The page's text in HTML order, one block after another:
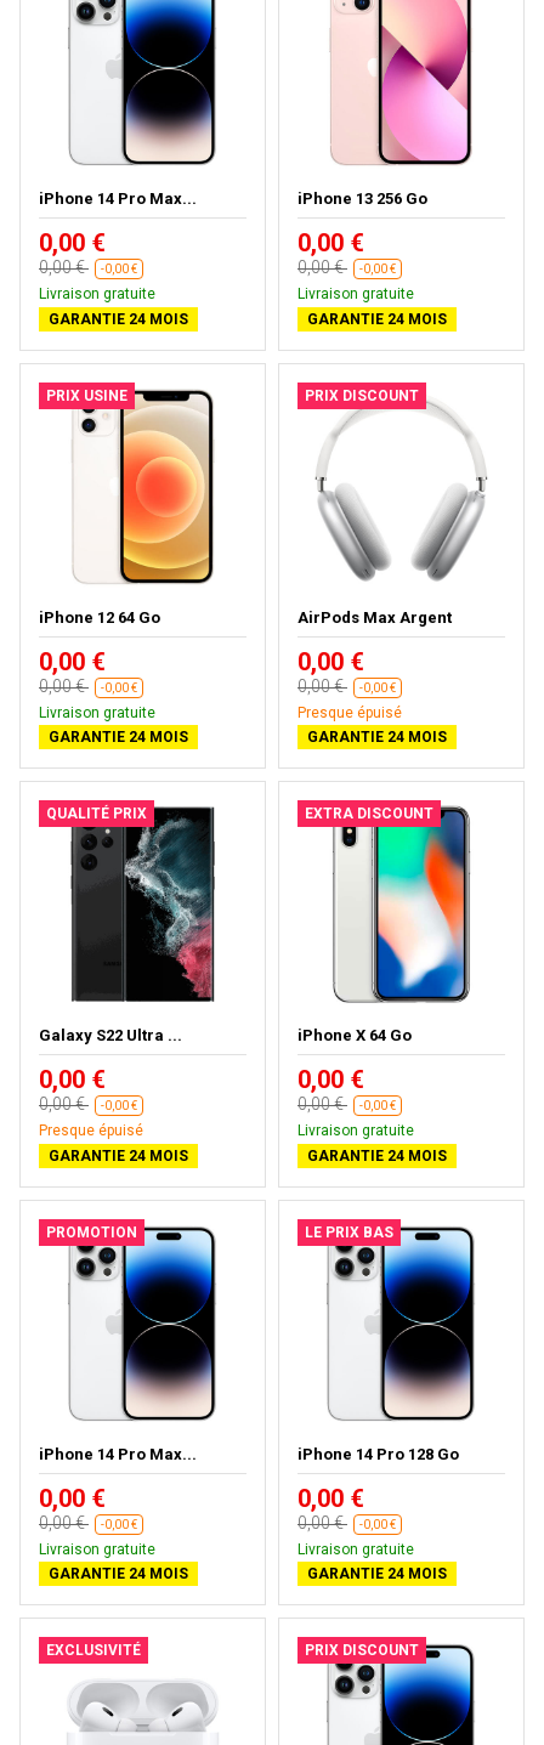
iPhone 14 Pro Max...
0,00 €
0,00 € -0,00 €
Livraison gratuite
GARANTIE 24 MOIS
iPhone 13 256 Go
0,00 €
0,00 € -0,00 €
Livraison gratuite
GARANTIE 24 MOIS
PRIX USINE
iPhone 12 64 Go
0,00 €
0,00 € -0,00 €
Livraison gratuite
GARANTIE 24 MOIS
PRIX DISCOUNT
AirPods Max Argent
0,00 €
0,00 € -0,00 €
Presque épuisé
GARANTIE 24 MOIS
QUALITÉ PRIX
Galaxy S22 Ultra ...
0,00 €
0,00 € -0,00 €
Presque épuisé
GARANTIE 24 MOIS
EXTRA DISCOUNT
iPhone X 64 Go
0,00 €
0,00 € -0,00 €
Livraison gratuite
GARANTIE 24 MOIS
PROMOTION
iPhone 14 Pro Max...
0,00 €
0,00 € -0,00 €
Livraison gratuite
GARANTIE 24 MOIS
LE PRIX BAS
iPhone 14 Pro 128 Go
0,00 €
0,00 € -0,00 €
Livraison gratuite
GARANTIE 24 MOIS
EXCLUSIVITÉ PRIX DISCOUNT